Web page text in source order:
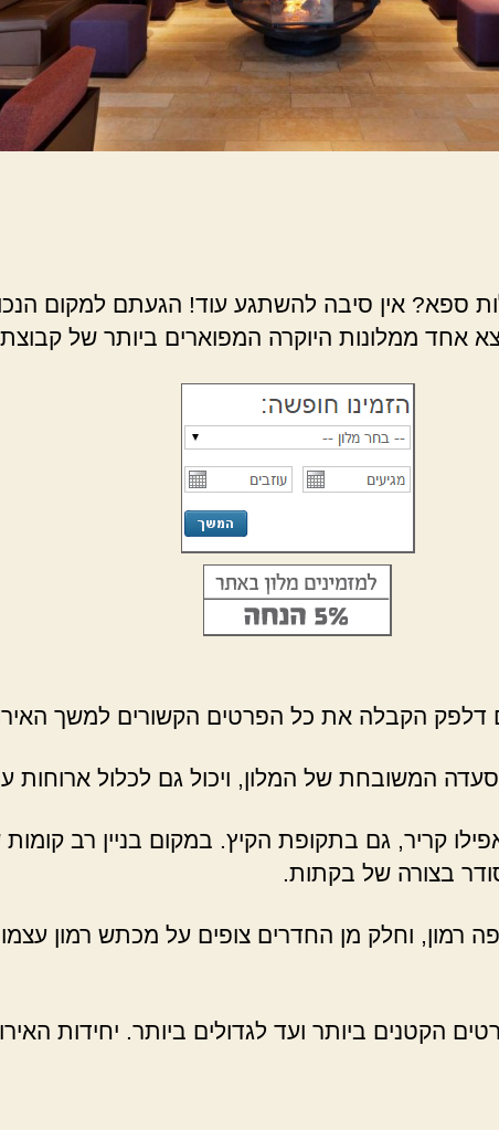
ספא? אין סיבה להשתגע עוד! הגעתם למקום
אחד ממלונות היוקרה המפוארים ביותר של
דלפק הקבלה את כל הפרטים הקשורים למשך
המשובחת של המלון, ויכול גם לכלול ארוחות
קריר, גם בתקופת הקיץ. במקום בניין רב
בצורה של בקתות.
וחלק מן החדרים צופים על מכתש רמון
הקטנים ביותר ועד לגדולים ביותר. יחידות